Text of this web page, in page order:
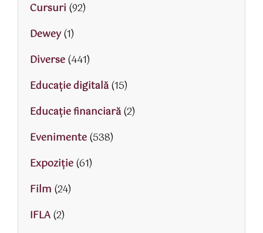
Cursuri (92)
Dewey(1)
Diverse(441)
Educaţie digitală(15)
Educaţie financiară(2)
Evenimente(538)
Expoziție(61)
Film (24)
IFLA(2)